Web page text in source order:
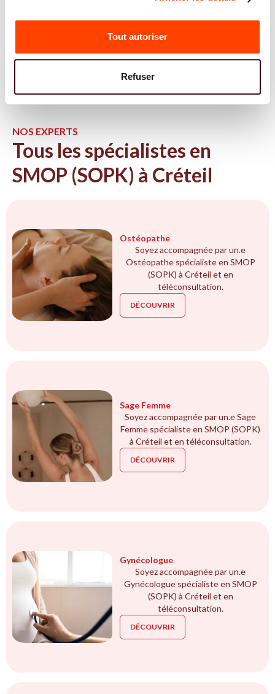
Tout autoriser
Refuser
NOS EXPERTS
Tous les spécialistes en
SMOP (SOPK) à Créteil
Ostéopathe
Soyez accompagnée par un.e
Ostéopathe spécialiste en SMOP
(SOPK) à Créteil et en
téléconsultation.
DÉCOUVRIR
Sage Femme
Soyez accompagnée par un.e Sage
Femme spécialiste en SMOP (SOPK)
à Créteil et en téléconsultation.
DÉCOUVRIR
Gynécologue
Soyez accompagnée par un.e
Gynécologue spécialiste en SMOP
(SOPK) à Créteil et en
téléconsultation.
DÉCOUVRIR